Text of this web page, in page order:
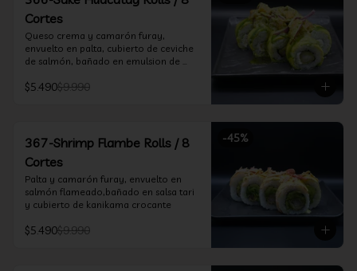
Cortes
Queso crema y camarón furay,
envuelto en palta, cubierto de ceviche
de salmón, bañado en emulsion de
$5.490$9.990
-45%
367-Shrimp Flambe Rolls / 8
Cortes
Palta y camarón furay, envuelto en
salmón flameado,bañado en salsa tari
y cubierto de kanikama crocante
$5.490$9.990